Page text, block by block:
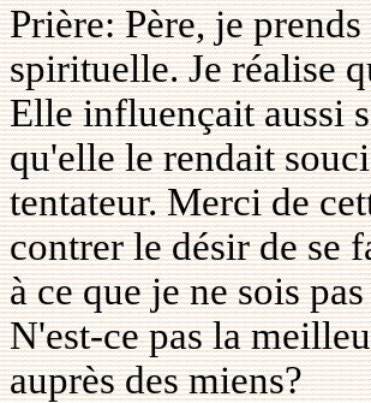
Prière: Père, je
spirituelle. Je réalise
Elle influençait aussi
qu'elle le rendait
tentateur. Merci de
contrer le désir de se
à ce que je ne sois
N'est-ce pas la
auprès des miens?